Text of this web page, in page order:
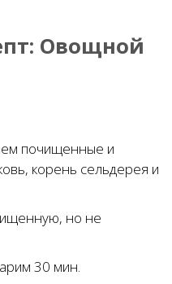
Овощной
почищенные и
корень сельдерея и
но не
30 мин.